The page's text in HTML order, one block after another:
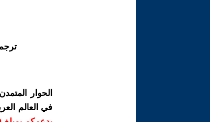
الحوار
في العالم